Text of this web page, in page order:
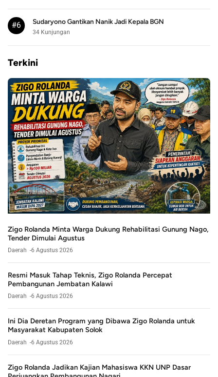
#6 Sudaryono Gantikan Nanik Jadi Kepala BGN
34 Kunjungan
Terkini
Zigo Rolanda Minta Warga Dukung Rehabilitasi Gunung Nago,
Tender Dimulai Agustus
Daerah 6 Agustus 2026
Resmi Masuk Tahap Teknis, Zigo Rolanda Percepat
Pembangunan Jembatan Kalawi
Daerah 6 Agustus 2026
Ini Dia Deretan Program yang Dibawa Zigo Rolanda untuk
Masyarakat Kabupaten Solok
Daerah 6 Agustus 2026
Zigo Rolanda Jadikan Kajian Mahasiswa KKN UNP Dasar